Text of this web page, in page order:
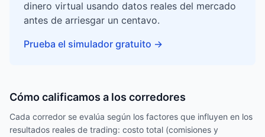
dinero virtual usando datos reales del mercado
antes de arriesgar un centavo.
Prueba el simulador gratuito →
Cómo calificamos a los corredores
Cada corredor se evalúa según los factores que influyen en los
resultados reales de trading: costo total (comisiones y